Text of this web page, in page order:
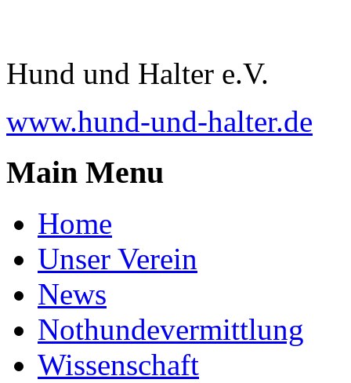
Hund und Halter e.V.
www.hund-und-halter.de
Main Menu
Home
Unser Verein
News
Nothundevermittlung
Wissenschaft